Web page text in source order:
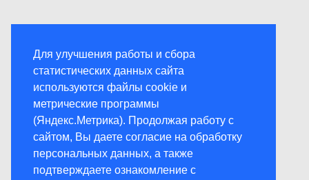
Для улучшения работы и сбора
статистических данных сайта
используются файлы cookie и
метрические программы
(Яндекс.Метрика). Продолжая работу с
сайтом, Вы даете согласие на обработку
персональных данных, а также
подтверждаете ознакомление с